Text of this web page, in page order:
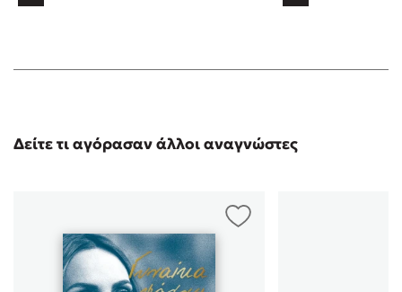
Δείτε τι αγόρασαν άλλοι αναγνώστες